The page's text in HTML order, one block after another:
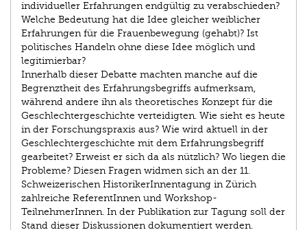
individueller Erfahrungen endgültig zu verabschieden?
Welche Bedeutung hat die Idee gleicher weiblicher
Erfahrungen für die Frauenbewegung (gehabt)? Ist
politisches Handeln ohne diese Idee möglich und
legitimierbar?
Innerhalb dieser Debatte machten manche auf die
Begrenztheit des Erfahrungsbegriffs aufmerksam,
während andere ihn als theoretisches Konzept für die
Geschlechtergeschichte verteidigten. Wie sieht es heute
in der Forschungspraxis aus? Wie wird aktuell in der
Geschlechtergeschichte mit dem Erfahrungsbegriff
gearbeitet? Erweist er sich da als nützlich? Wo liegen die
Probleme? Diesen Fragen widmen sich an der 11.
Schweizerischen HistorikerInnentagung in Zürich
zahlreiche ReferentInnen und Workshop-
TeilnehmerInnen. In der Publikation zur Tagung soll der
Stand dieser Diskussionen dokumentiert werden.